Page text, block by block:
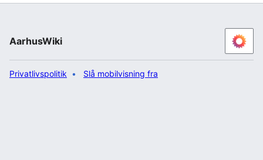
AarhusWiki
Privatlivspolitik Slå mobilvisning fra